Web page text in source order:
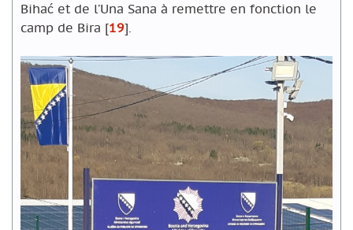
Bihać et de l’Una Sana à remettre en fonction le
camp de Bira [19].